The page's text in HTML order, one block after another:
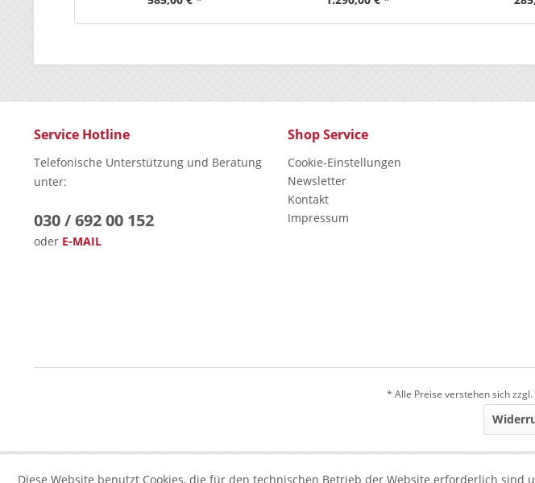
Service Hotline
Telefonische Unterstützung und Beratung
unter:
030 / 692 00 152
oder E-MAIL
Shop Service
Cookie-Einstellungen
Newsletter
Kontakt
Impressum
* Alle Preise verstehen sich
Diese Website benutzt Cookies, die für den technischen Betrieb der Website erforderlich sind